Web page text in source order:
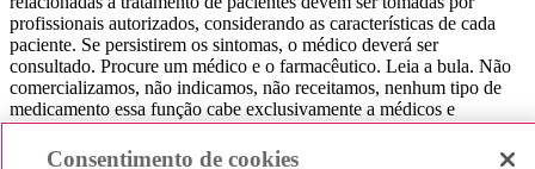
profissionais autorizados, considerando as características de cada
paciente. Se persistirem os sintomas, o médico deverá ser
consultado. Procure um médico e o farmacêutico. Leia a bula. Não
comercializamos, não indicamos, não receitamos, nenhum tipo de
medicamento essa função cabe exclusivamente a médicos e
farmacêuticos. Não consuma qualquer tipo de medicamento sem
consultar seu médico. Não somos uma loja ou marketplace, ou seja,
Consentimento de cookies